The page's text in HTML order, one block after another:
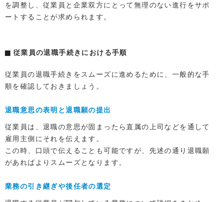
を調整し、従業員と企業双方にとって無理のない進行をサポ
ートすることが求められます。
従業員の退職手続きにおける手順
従業員の退職手続きをスムーズに進めるために、一般的な手
順を確認しておきましょう。
退職意思の表明と退職願の提出
従業員は、退職の意思が固まったら直属の上司などを通して
雇用主側にそれを伝えます。
この時、口頭で伝えることも可能ですが、先述の通り退職願
があればよりスムーズとなります。
業務の引き継ぎや後任者の選定